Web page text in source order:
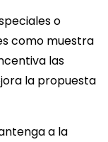
o
como muestra
las
la propuesta
a la